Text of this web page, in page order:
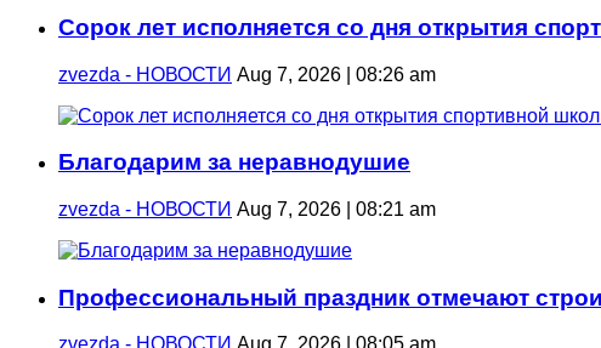
Сорок лет исполняется со дня открытия
zvezda - НОВОСТИ Aug 7, 2026 | 08:26 am
Благодарим за неравнодушие
zvezda - НОВОСТИ Aug 7, 2026 | 08:21 am
Профессиональный праздник отмечают